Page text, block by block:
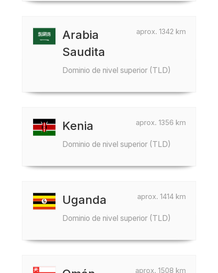
aprox. 1342 km
Arabia
Saudita
Dominio de nivel superior (TLD)
aprox. 1356 km
Kenia
Dominio de nivel superior (TLD)
aprox. 1414 km
Uganda
Dominio de nivel superior (TLD)
aprox. 1508 km